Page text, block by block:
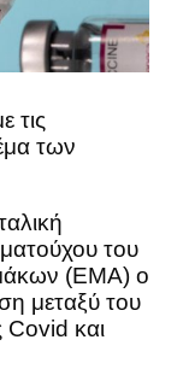
τις
των
του
(EMA) ο
μεταξύ του
και